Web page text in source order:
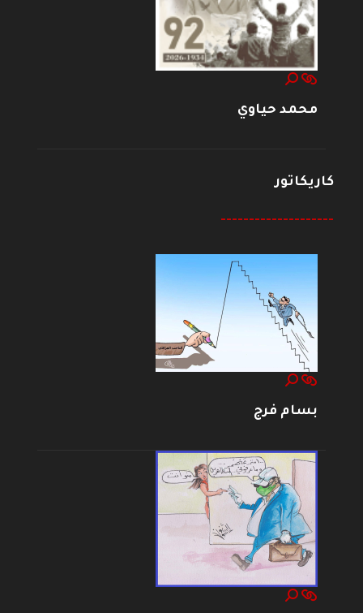
محمد حياوي
كاريكاتور
--------------------
بسام فرج